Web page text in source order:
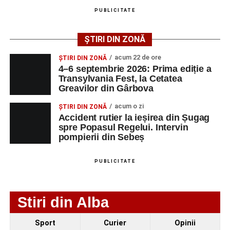
LMV
TELEFON/E-
Technology Srl
OPERATOR LA
MASINI-UNELTE
CU COMANDA
NUMERICA
1 0752826367
Ultimele știri din Sebeș
PUBLICITATE
ȘTIRI DIN ZONĂ
ȘTIRI DIN ZONĂ acum 22 de ore
4–6 septembrie 2026: Prima ediție a
Transylvania Fest, la Cetatea
Greavilor din Gârbova
ȘTIRI DIN ZONĂ acum o zi
Accident rutier la ieșirea din Șugag
spre Popasul Regelui. Intervin
pompierii din Sebeș
PUBLICITATE
Stiri din Alba
Sport Curier Opinii